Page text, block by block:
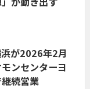
が2026年2月
ンセンターヨ
続営業